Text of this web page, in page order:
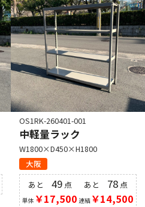
OS1RK-260401-001
中軽量ラック
W1800×D450×H1800
大阪
あと 49点
単体 ￥17,500
あと 78 点
連結￥14,500